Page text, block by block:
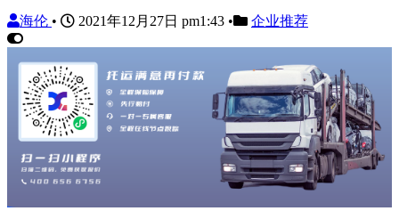
海伦 • 2021年12月27日 pm1:43 • 企业推荐